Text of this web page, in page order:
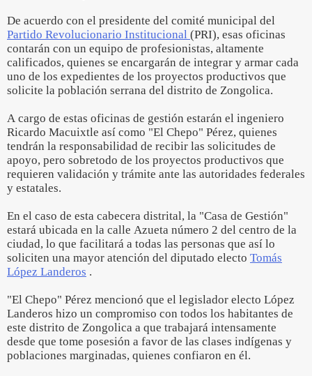
De acuerdo con el presidente del comité municipal del
Partido Revolucionario Institucional (PRI), esas oficinas
contarán con un equipo de profesionistas, altamente
calificados, quienes se encargarán de integrar y armar cada
uno de los expedientes de los proyectos productivos que
solicite la población serrana del distrito de Zongolica.
A cargo de estas oficinas de gestión estarán el ingeniero
Ricardo Macuixtle así como "El Chepo" Pérez, quienes
tendrán la responsabilidad de recibir las solicitudes de
apoyo, pero sobretodo de los proyectos productivos que
requieren validación y trámite ante las autoridades federales
y estatales.
En el caso de esta cabecera distrital, la "Casa de Gestión"
estará ubicada en la calle Azueta número 2 del centro de la
ciudad, lo que facilitará a todas las personas que así lo
soliciten una mayor atención del diputado electo Tomás
López Landeros .
"El Chepo" Pérez mencionó que el legislador electo López
Landeros hizo un compromiso con todos los habitantes de
este distrito de Zongolica a que trabajará intensamente
desde que tome posesión a favor de las clases indígenas y
poblaciones marginadas, quienes confiaron en él.